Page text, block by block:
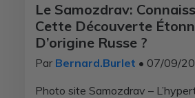
Le Samozdrav:
Cette Découverte
D’origine Russe ?
Par Bernard.Burlet • 07/09/
Photo site Samozdrav –